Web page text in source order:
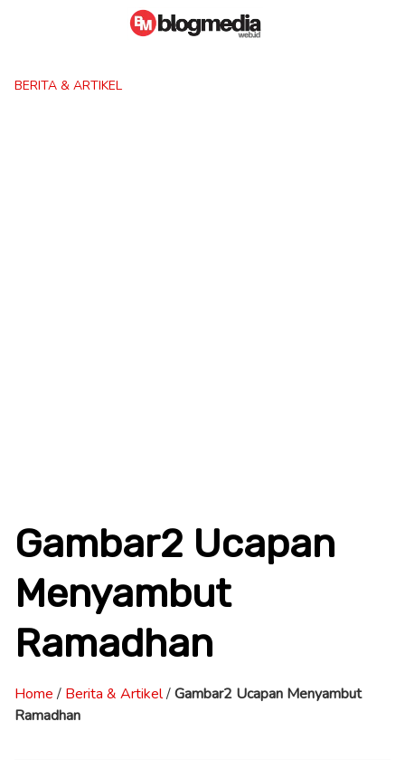
BERITA & ARTIKEL
Gambar2 Ucapan
Menyambut
Ramadhan
Home / Berita & Artikel/Gambar2 Ucapan Menyambut
Ramadhan